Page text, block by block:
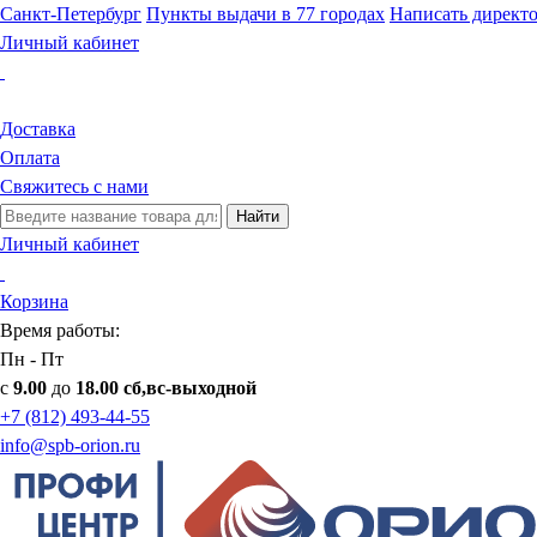
Санкт-Петербург Пункты выдачи в 77 городах Написать
Личный кабинет
Доставка
Оплата
Свяжитесь с нами
Найти
Личный кабинет
Корзина
Время работы:
Пн - Пт
с 9.00 до 18.00 сб,вс-выходной
+7 (812) 493-44-55
info@spb-orion.ru